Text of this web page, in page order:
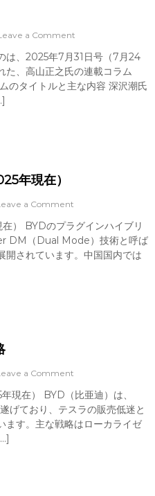
く
a Commento
作
家
深
新
潮
」
高
「
変
見
は、2025年7月31日号（7月24
た、高山正之氏の連載コラム
のタイトルと主な内容 深沢潮氏
年現在）
a Commento
B
Y
D
（
2
0
2
5
） BYDのプラグインハイブリ
DM（Dual Mode）技術と呼ば
開されています。中国国内では
a Commento
B
Y
D
現在） BYD（比亜迪）は、
げており、テスラの販売低迷と
ます。主な戦略はローカライゼ